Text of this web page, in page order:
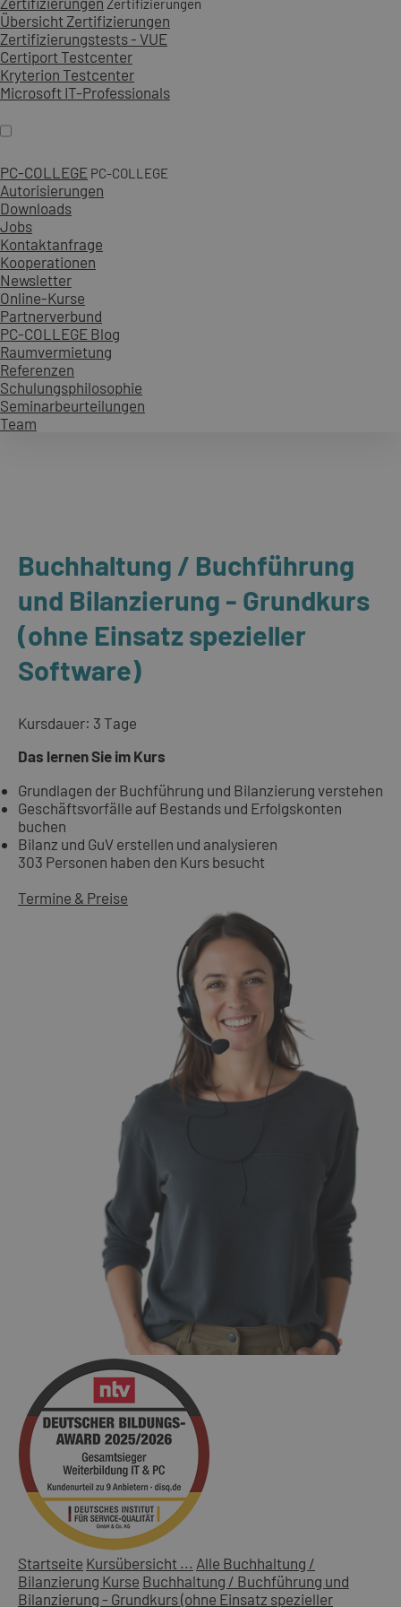
Zertifizierungen
Übersicht Zertifizierungen
Zertifizierungstests - VUE
Certiport Testcenter
Kryterion Testcenter
Microsoft IT-Professionals
PC-COLLEGE PC-COLLEGE
Autorisierungen
Downloads
Jobs
Kontaktanfrage
Kooperationen
Newsletter
Online-Kurse
Partnerverbund
PC-COLLEGE Blog
Raumvermietung
Referenzen
Schulungsphilosophie
Seminarbeurteilungen
Team
Buchhaltung / Buchführung
und Bilanzierung - Grundkurs
(ohne Einsatz spezieller
Software)
Kursdauer: 3 Tage
Das lernen Sie im Kurs
Grundlagen der Buchführung und Bilanzierung verstehen
Geschäftsvorfälle auf Bestands und Erfolgskonten
buchen
Bilanz und GuV erstellen und analysieren
303 Personen haben den Kurs besucht
Termine & Preise
Startseite Kursübersicht ... Alle Buchhaltung /
Bilanzierung Kurse Buchhaltung / Buchführung und
Bilanzierung - Grundkurs (ohne Einsatz spezieller